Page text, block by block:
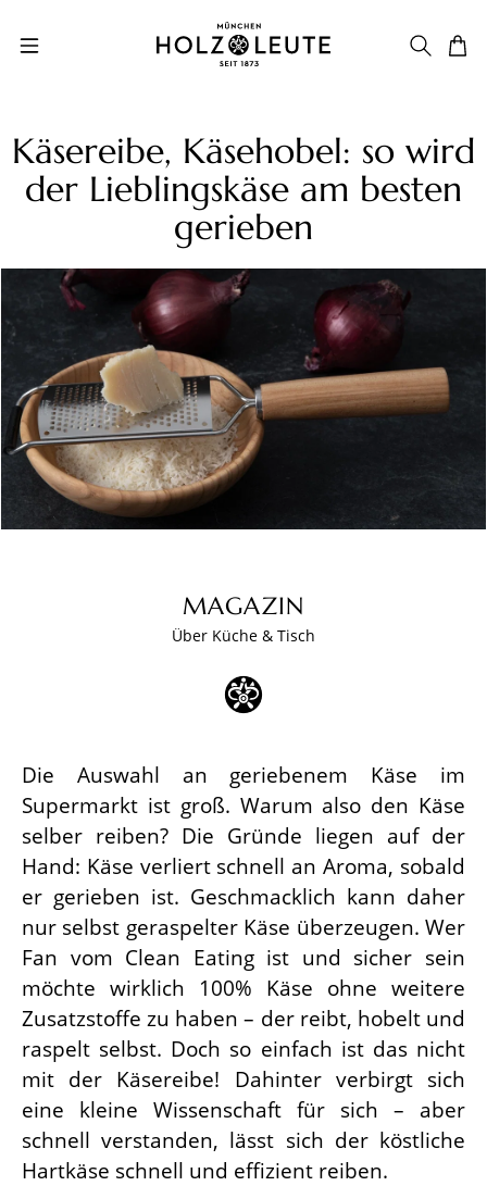
Zum Hauptinhalt springen
Käsereibe, Käsehobel: so wird
der Lieblingskäse am besten
gerieben
MAGAZIN
Über Küche & Tisch
Die Auswahl an geriebenem Käse im
Supermarkt ist groß. Warum also den Käse
selber reiben? Die Gründe liegen auf der
Hand: Käse verliert schnell an Aroma, sobald
er gerieben ist. Geschmacklich kann daher
nur selbst geraspelter Käse überzeugen. Wer
Fan vom Clean Eating ist und sicher sein
möchte wirklich 100% Käse ohne weitere
Zusatzstoffe zu haben – der reibt, hobelt und
raspelt selbst. Doch so einfach ist das nicht
mit der Käsereibe! Dahinter verbirgt sich
eine kleine Wissenschaft für sich – aber
schnell verstanden, lässt sich der köstliche
Hartkäse schnell und effizient reiben.